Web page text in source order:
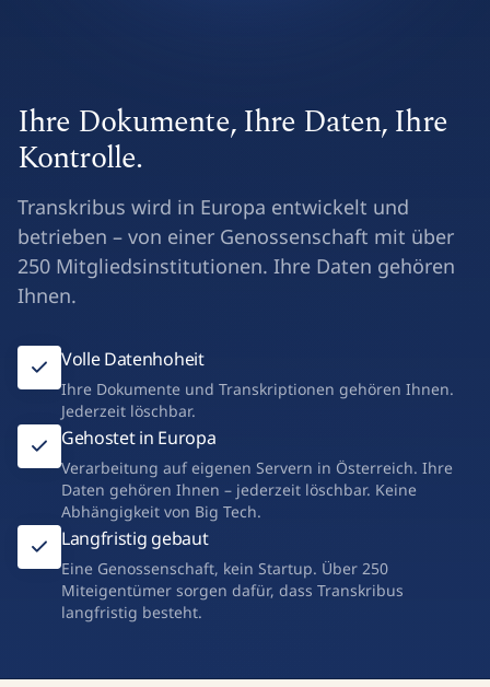
Ihre Dokumente, Ihre Daten, Ihre
Kontrolle.
Transkribus wird in Europa entwickelt und
betrieben – von einer Genossenschaft mit über
250 Mitgliedsinstitutionen. Ihre Daten gehören
Ihnen.
Volle Datenhoheit
Ihre Dokumente und Transkriptionen gehören Ihnen.
Jederzeit löschbar.
Gehostet in Europa
Verarbeitung auf eigenen Servern in Österreich. Ihre
Daten gehören Ihnen – jederzeit löschbar. Keine
Abhängigkeit von Big Tech.
Langfristig gebaut
Eine Genossenschaft, kein Startup. Über 250
Miteigentümer sorgen dafür, dass Transkribus
langfristig besteht.